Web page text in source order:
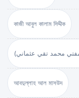
কাজী আবুল কালাম সিদ্দীক
আবদুল্লাহ আল মাসউদ